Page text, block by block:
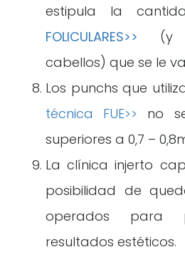
estipula la
FOLICULARES>> (y
cabellos) que se le
Los punchs que
técnica FUE>> no
superiores a 0,7 –
La clínica injerto
posibilidad de
operados para
resultados estéticos.